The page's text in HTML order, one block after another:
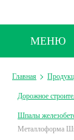
МЕНЮ
Главная
Дорожное
Шпалы
Металлоформа